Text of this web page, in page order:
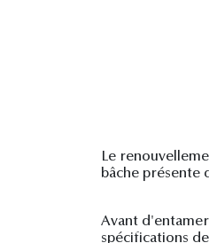
Le
bâche présente
Avant
spécifications